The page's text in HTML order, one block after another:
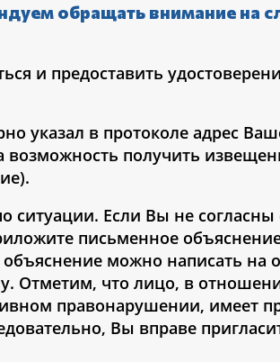
обращать внимание на
и предоставить
указал в протоколе адрес
получить
Если Вы не согласны
письменное
объяснение можно написать на
Отметим, что лицо, в
правонарушении, имеет
Вы вправе